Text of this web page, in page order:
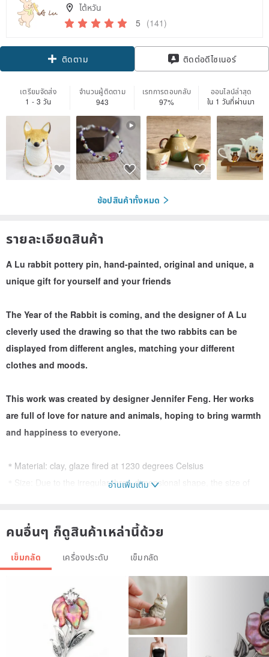
ไต้หวัน
5 (141)
ติดตาม ติดต่อดีไซเนอร์
เตรียมจัดส่ง
1 - 3 วัน
จำนวนผู้ติดตาม
943
เรทการตอบกลับ
97%
ออนไลน์ล่าสุด
ใน 1 วันที่ผ่านมา
ช้อปสินค้าทั้งหมด
รายละเอียดสินค้า
A Lu rabbit pottery pin, hand-painted, original and unique, a
unique gift for yourself and your friends
The Year of the Rabbit is coming, and the designer of A Lu
cleverly used the drawing so that the two rabbits can be
displayed from different angles, matching your different
clothes and moods.
This work was created by designer Jennifer Feng. Her works
are full of love for nature and animals, hoping to bring warmth
and happiness to everyone.
＊Material: clay, glaze fired at 1230 degrees Celsius
＊Size: Due to the irregular three-dimensional shape, the size of
＊Each of our pottery works is unique, because they are all hand-
painted, the work itself cannot be as smooth and neat as machine-
made, and there may be small cracks, slightly uneven glaze, and
air bubbles during the glaze firing process.. .. If you expect a
perfect product, this item will not meet your expectations.
＊We hope to do our best for environmental protection, and we will
อ่านเพิ่มเติม
คนอื่นๆ ก็ดูสินค้าเหล่านี้ด้วย
เข็มกลัด เครื่องประดับ เข็มกลัด